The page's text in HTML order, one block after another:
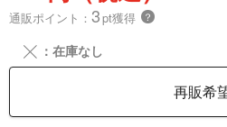
通販ポイント： 3pt獲得 ？
╳ ：在庫なし
再販希